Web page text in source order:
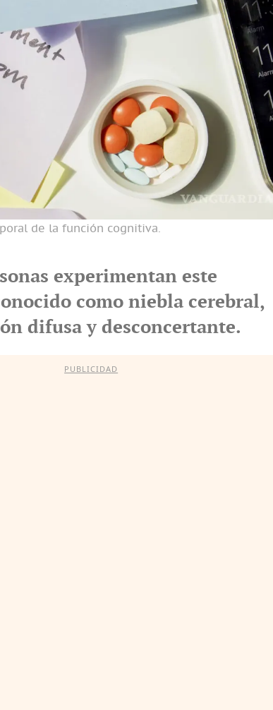
de la función cognitiva.
experimentan este
como niebla cerebral,
difusa y desconcertante.
PUBLICIDAD